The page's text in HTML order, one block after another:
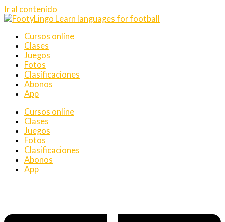
Ir al contenido
Cursos online
Clases
Juegos
Fotos
Clasificaciones
Abonos
App
Cursos online
Clases
Juegos
Fotos
Clasificaciones
Abonos
App